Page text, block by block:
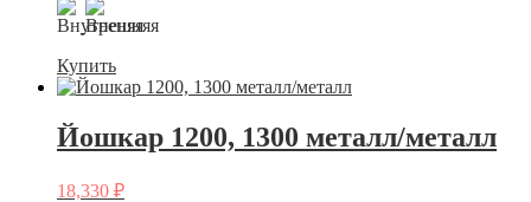
Купить
Йошкар 1200, 1300 металл/металл
18,330 ₽